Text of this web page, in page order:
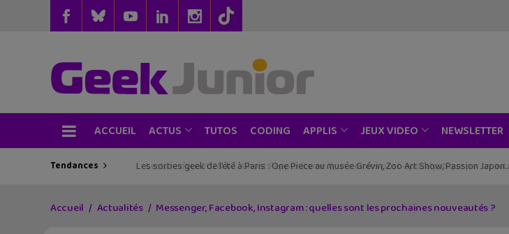
ACCUEIL ACTUS TUTOS CODING APPLIS JEUX VIDEO NEWSLETTER
Tendances Les sorties geek de l’été à Paris : One Piece au musée Grévin, Zoo Art Show, Passion Japon…
Accueil Actualités Messenger, Facebook, Instagram : quelles sont les prochaines nouveautés ?